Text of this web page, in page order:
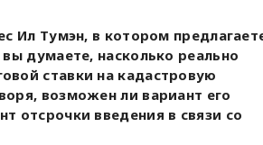
Ил Тумэн, в котором
думаете, насколько реально
ставки на кадастровую
возможен ли вариант его
отсрочки введения в связи со